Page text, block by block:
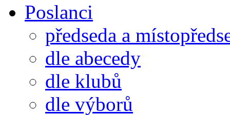
Poslanci
předseda a
dle abecedy
dle klubů
dle výborů